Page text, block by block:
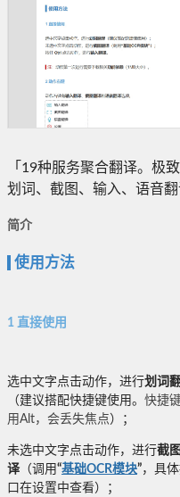
「19种服务聚合翻译。极
划词、截图、输入、语音翻
简介
使用方法
1 直接使用
选中文字点击动作，进行划词
（建议搭配快捷键使用。 快捷
用Alt，会丢失焦点）；
未选中文字点击动作，进行截
译 （调用“基础OCR模块”，具
口在设置中查看）；